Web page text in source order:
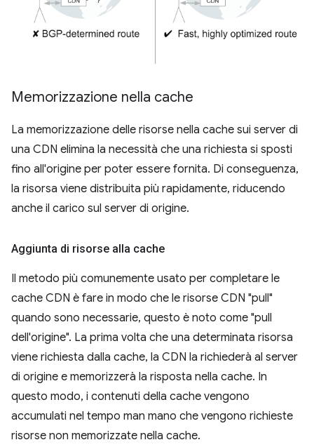
Memorizzazione nella cache
La memorizzazione delle risorse nella cache sui server di
una CDN elimina la necessità che una richiesta si sposti
fino all'origine per poter essere fornita. Di conseguenza,
la risorsa viene distribuita più rapidamente, riducendo
anche il carico sul server di origine.
Aggiunta di risorse alla cache
Il metodo più comunemente usato per completare le
cache CDN è fare in modo che le risorse CDN "pull"
quando sono necessarie, questo è noto come "pull
dell'origine". La prima volta che una determinata risorsa
viene richiesta dalla cache, la CDN la richiederà al server
di origine e memorizzerà la risposta nella cache. In
questo modo, i contenuti della cache vengono
accumulati nel tempo man mano che vengono richieste
risorse non memorizzate nella cache.